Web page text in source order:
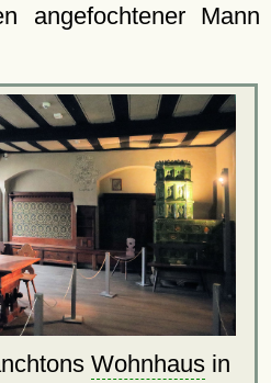
angefochtener Mann
Wohnhaus in